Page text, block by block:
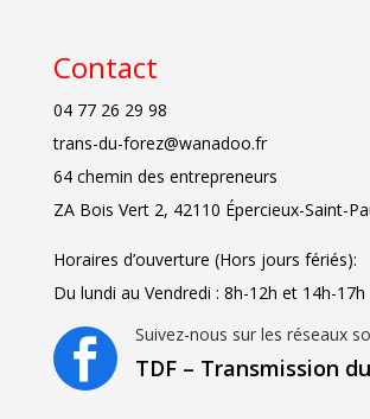
Contact
04 77 26 29 98
trans-du-forez@wanadoo.fr
64 chemin des entrepreneurs
ZA Bois Vert 2, 42110 Épercieux-Saint-
Horaires d’ouverture (Hors jours fériés):
Du lundi au Vendredi : 8h-12h et 14h-17h

Suivez-nous sur les réseaux
TDF – Transmission